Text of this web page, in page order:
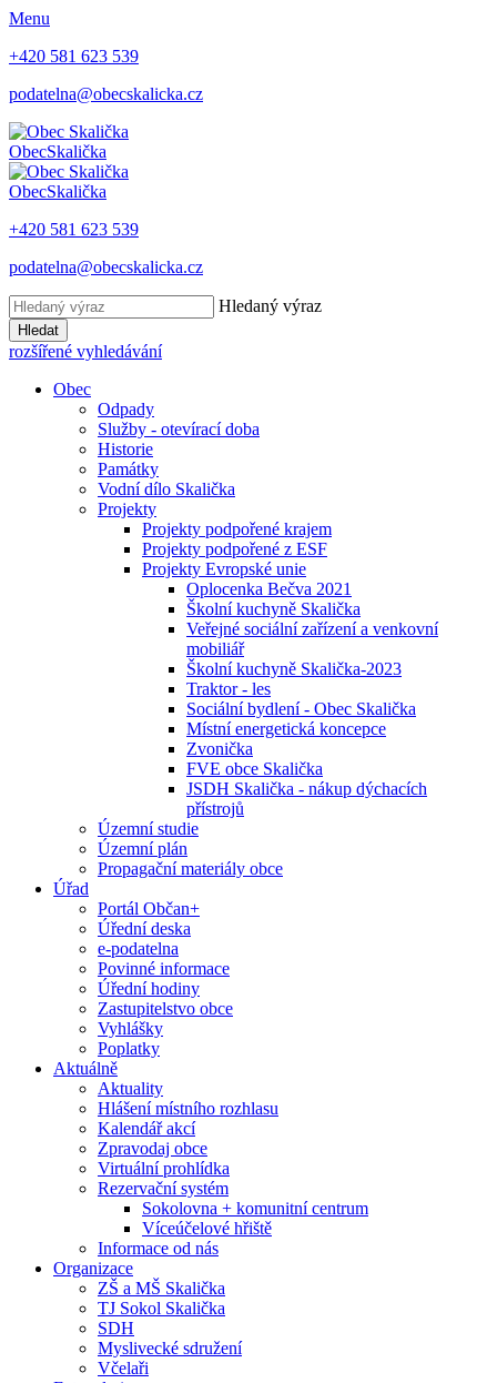
Menu
+420 581 623 539
podatelna@obecskalicka.cz
ObecSkalička
ObecSkalička
+420 581 623 539
podatelna@obecskalicka.cz
Hledaný výraz
Hledat
rozšířené vyhledávání
Obec
Odpady
Služby - otevírací doba
Historie
Památky
Vodní dílo Skalička
Projekty
Projekty podpořené krajem
Projekty podpořené z ESF
Projekty Evropské unie
Oplocenka Bečva 2021
Školní kuchyně Skalička
Veřejné sociální zařízení a venkovní
mobiliář
Školní kuchyně Skalička-2023
Traktor - les
Sociální bydlení - Obec Skalička
Místní energetická koncepce
Zvonička
FVE obce Skalička
JSDH Skalička - nákup dýchacích
přístrojů
Územní studie
Územní plán
Propagační materiály obce
Úřad
Portál Občan+
Úřední deska
e-podatelna
Povinné informace
Úřední hodiny
Zastupitelstvo obce
Vyhlášky
Poplatky
Aktuálně
Aktuality
Hlášení místního rozhlasu
Kalendář akcí
Zpravodaj obce
Virtuální prohlídka
Rezervační systém
Sokolovna + komunitní centrum
Víceúčelové hřiště
Informace od nás
Organizace
ZŠ a MŠ Skalička
TJ Sokol Skalička
SDH
Myslivecké sdružení
Včelaři